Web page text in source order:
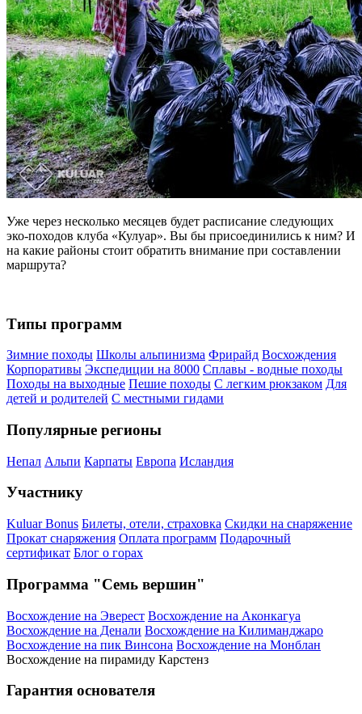
Уже через несколько месяцев будет расписание следующих
эко-походов клуба «Кулуар». Вы бы присоединились к ним? И
на какие районы стоит обратить внимание при составлении
маршрута?
Типы программ
Зимние походы Школы альпинизма Фрирайд Восхождения
Корпоративы Экспедиции на 8000 Сплавы - водные походы
Походы на выходные Пешие походы С легким рюкзаком Для
детей и родителей С местными гидами
Популярные регионы
Непал Альпи Карпаты Европа Исландия
Участнику
Kuluar Bonus Билеты, отели, страховка Скидки на снаряжение
Прокат снаряжения Оплата программ Подарочный
сертификат Блог о горах
Программа "Семь вершин"
Восхождение на Эверест Восхождение на Аконкагуа
Восхождение на Денали Восхождение на Килиманджаро
Восхождение на пик Винсона Восхождение на Монблан
Восхождение на пирамиду Карстенз
Гарантия основателя